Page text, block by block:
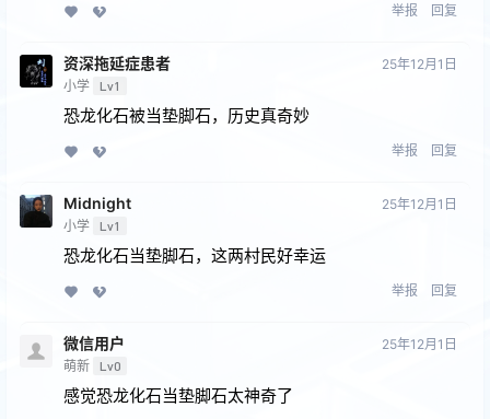
举报 回复
资深拖延症患者
小学 Lv1
25年12月1日
恐龙化石被当垫脚石，历史真奇妙
举报 回复
Midnight
小学 Lv1
25年12月1日
恐龙化石当垫脚石，这两村民好幸运
举报 回复
微信用户
萌新 Lv0
25年12月1日
感觉恐龙化石当垫脚石太神奇了